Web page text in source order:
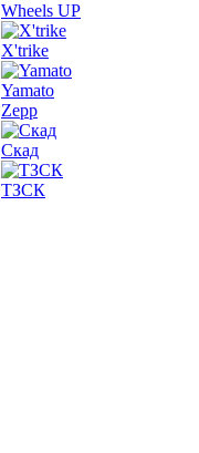
Wheels UP
X'trike
Yamato
Zepp
Скад
ТЗСК